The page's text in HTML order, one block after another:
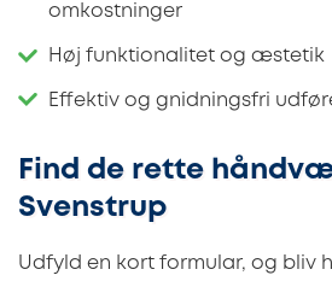
omkostninger
Høj funktionalitet og æstetik
Effektiv og gnidningsfri
Find de rette
Svenstrup
Udfyld en kort formular, og bliv